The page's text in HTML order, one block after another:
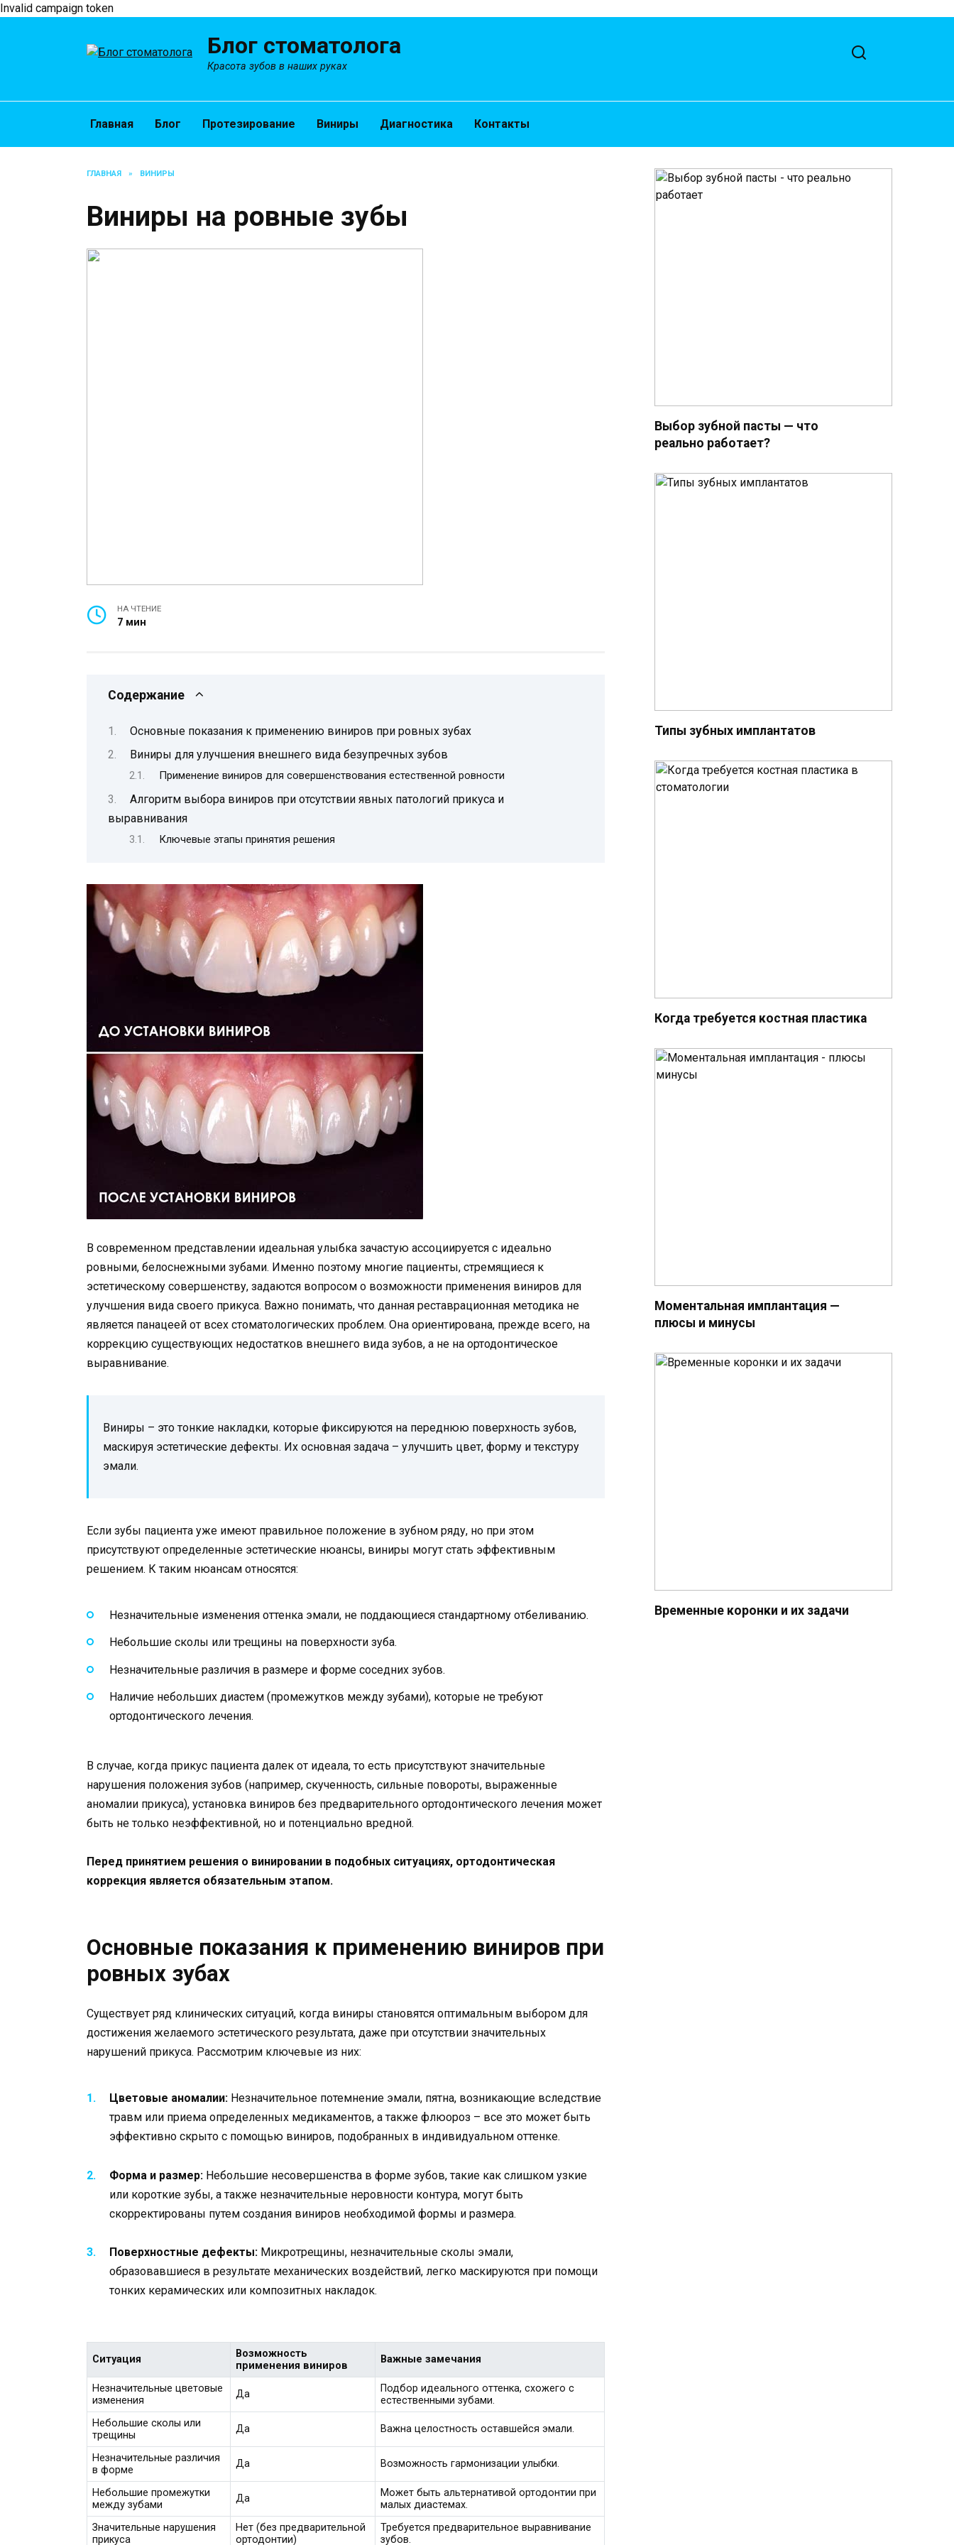
Invalid campaign token
Блог стоматолога
Красота зубов в наших руках
Главная Блог Протезирование Виниры Диагностика Контакты
ГЛАВНАЯ » ВИНИРЫ
Виниры на ровные зубы
НА ЧТЕНИЕ
7 мин
Содержание
Основные показания к применению виниров при ровных зубах
Виниры для улучшения внешнего вида безупречных зубов
Применение виниров для совершенствования естественной ровности
Алгоритм выбора виниров при отсутствии явных патологий прикуса и
выравнивания
Ключевые этапы принятия решения
В современном представлении идеальная улыбка зачастую ассоциируется с идеально
ровными, белоснежными зубами. Именно поэтому многие пациенты, стремящиеся к
эстетическому совершенству, задаются вопросом о возможности применения виниров для
улучшения вида своего прикуса. Важно понимать, что данная реставрационная методика не
является панацеей от всех стоматологических проблем. Она ориентирована, прежде всего, на
коррекцию существующих недостатков внешнего вида зубов, а не на ортодонтическое
выравнивание.
Виниры – это тонкие накладки, которые фиксируются на переднюю поверхность зубов,
маскируя эстетические дефекты. Их основная задача – улучшить цвет, форму и текстуру
эмали.
Если зубы пациента уже имеют правильное положение в зубном ряду, но при этом
присутствуют определенные эстетические нюансы, виниры могут стать эффективным
решением. К таким нюансам относятся:
Незначительные изменения оттенка эмали, не поддающиеся стандартному отбеливанию.
Небольшие сколы или трещины на поверхности зуба.
Незначительные различия в размере и форме соседних зубов.
Наличие небольших диастем (промежутков между зубами), которые не требуют
ортодонтического лечения.
В случае, когда прикус пациента далек от идеала, то есть присутствуют значительные
нарушения положения зубов (например, скученность, сильные повороты, выраженные
аномалии прикуса), установка виниров без предварительного ортодонтического лечения может
быть не только неэффективной, но и потенциально вредной.
Перед принятием решения о винировании в подобных ситуациях, ортодонтическая
коррекция является обязательным этапом.
Основные показания к применению виниров при
ровных зубах
Существует ряд клинических ситуаций, когда виниры становятся оптимальным выбором для
достижения желаемого эстетического результата, даже при отсутствии значительных
нарушений прикуса. Рассмотрим ключевые из них:
Цветовые аномалии: Незначительное потемнение эмали, пятна, возникающие вследствие
травм или приема определенных медикаментов, а также флюороз – все это может быть
эффективно скрыто с помощью виниров, подобранных в индивидуальном оттенке.
Форма и размер: Небольшие несовершенства в форме зубов, такие как слишком узкие
или короткие зубы, а также незначительные неровности контура, могут быть
скорректированы путем создания виниров необходимой формы и размера.
Поверхностные дефекты: Микротрещины, незначительные сколы эмали,
образовавшиеся в результате механических воздействий, легко маскируются при помощи
тонких керамических или композитных накладок.
Ситуация
Возможность
применения виниров
Важные замечания
Незначительные цветовые
изменения
Да
Подбор идеального оттенка, схожего с
естественными зубами.
Небольшие сколы или
трещины
Да Важна целостность оставшейся эмали.
Незначительные различия
в форме
Да Возможность гармонизации улыбки.
Небольшие промежутки
между зубами
Да
Может быть альтернативой ортодонтии при
малых диастемах.
Значительные нарушения
прикуса
Нет (без предварительной
ортодонтии)
Требуется предварительное выравнивание
зубов.
Выбор зубной пасты — что
реально работает?
Типы зубных имплантатов
Когда требуется костная пластика
Моментальная имплантация —
плюсы и минусы
Временные коронки и их задачи